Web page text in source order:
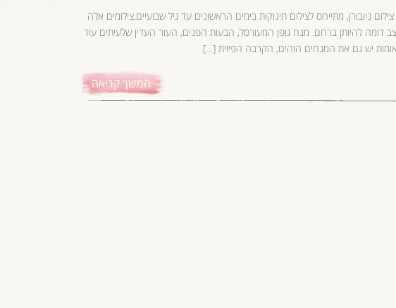
ניובורן, מתייחס לצילום תינוקות בימים הראשונים עד גיל שבועיים.צילומים אלה
דומה להיותן ברחם. מנח גופן המעורסל, הבעות הפנים, העור העדין שלעיתים עוד
יש גם את המנחים הזהים, הקרבה הפיזית […]
המשך קריאה